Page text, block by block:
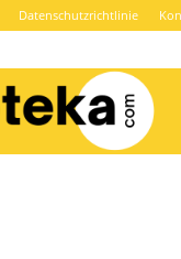
Datenschutzrichtlinie
Brze
vijesti